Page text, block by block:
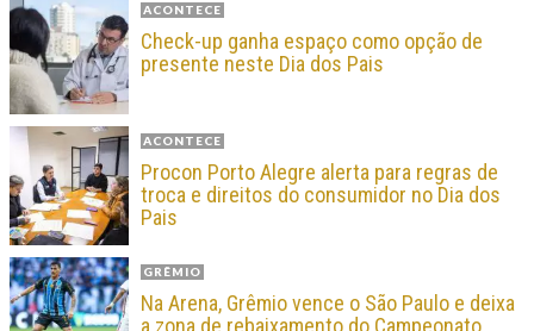
ACONTECE
Check-up ganha espaço como opção de
presente neste Dia dos Pais
ACONTECE
Procon Porto Alegre alerta para regras de
troca e direitos do consumidor no Dia dos
Pais
GRÊMIO
Na Arena, Grêmio vence o São Paulo e deixa
a zona de rebaixamento do Campeonato